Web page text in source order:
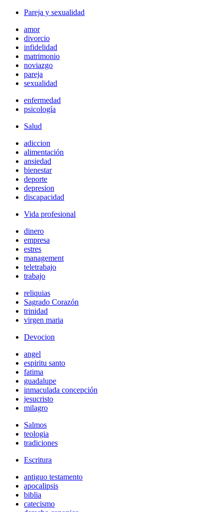
Pareja y sexualidad
amor
divorcio
infidelidad
matrimonio
noviazgo
pareja
sexualidad
enfermedad
psicología
Salud
adiccion
alimentación
ansiedad
bienestar
deporte
depresion
discapacidad
Vida profesional
dinero
empresa
estres
management
teletrabajo
trabajo
reliquias
Sagrado Corazón
trinidad
virgen maria
Devocion
angel
espiritu santo
fatima
guadalupe
inmaculada concepción
jesucristo
milagro
Salmos
teologia
tradiciones
Escritura
antiguo testamento
apocalipsis
biblia
catecismo